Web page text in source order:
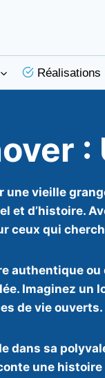
Réalisations
:
vieille
et d’histoire.
ceux qui
authentique
Imaginez un
de vie
dans sa
une